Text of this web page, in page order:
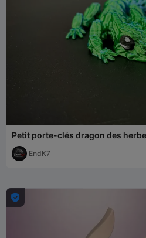
Petit porte-clés dragon des
EndK7
